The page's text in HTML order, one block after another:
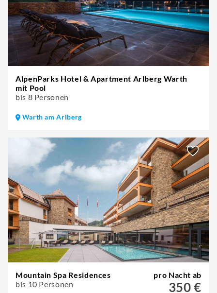
AlpenParks Hotel & Apartment Arlberg Warth
mit Pool
bis 8 Personen
Warth am Arlberg
Mountain Spa Residences
bis 10 Personen
pro Nacht ab
350 €